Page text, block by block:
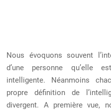
Nous évoquons souvent
d’une personne qu’elle
intelligente. Néanmoins
propre définition de
divergent. A première vue,